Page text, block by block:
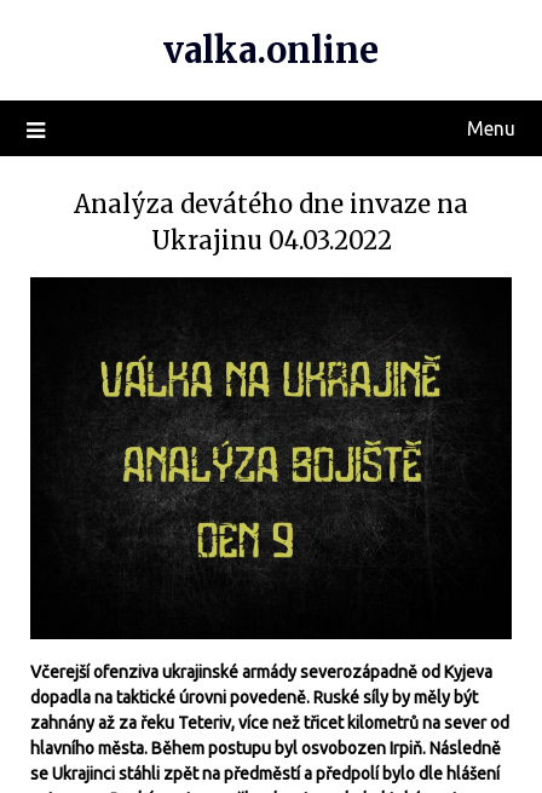
valka.online
Menu
Analýza devátého dne invaze na
Ukrajinu 04.03.2022
Včerejší ofenziva ukrajinské armády severozápadně od Kyjeva
dopadla na taktické úrovni povedeně. Ruské síly by měly být
zahnány až za řeku Teteriv, více než třicet kilometrů na sever od
hlavního města. Během postupu byl osvobozen Irpiň. Následně
se Ukrajinci stáhli zpět na předměstí a předpolí bylo dle hlášení